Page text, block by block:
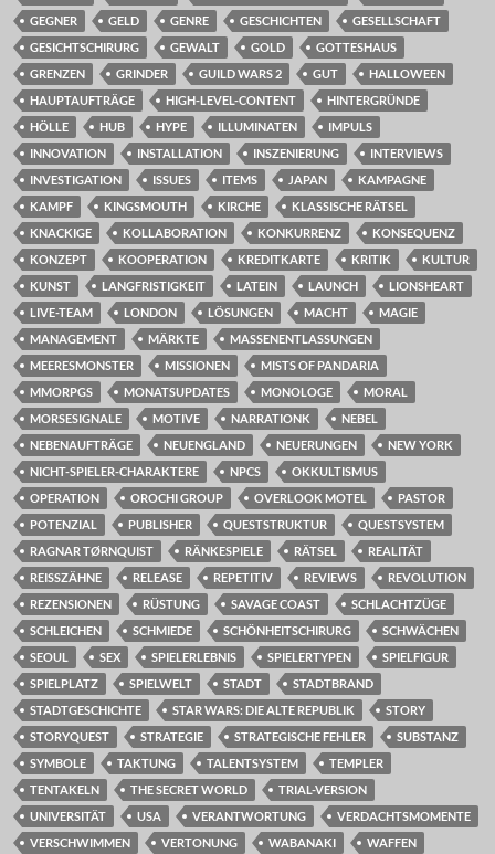
GEGNER
GELD GENRE GESCHICHTEN
GESELLSCHAFT
GESICHTSCHIRURG
GEWALT GOLD
GOTTESHAUS
GRENZEN
GRINDER GUILD WARS 2 GUT
HALLOWEEN
HAUPTAUFTRÄGE
HIGH-LEVEL-CONTENT
HINTERGRÜNDE
HÖLLE
HUB HYPE ILLUMINATEN
IMPULS
INNOVATION
INSTALLATION INSZENIERUNG
INTERVIEWS
INVESTIGATION
ISSUES ITEMS JAPAN
KAMPAGNE
KAMPF
KINGSMOUTH KIRCHE
KLASSISCHE RÄTSEL
KNACKIGE
KOLLABORATION KONKURRENZ
KONSEQUENZ
KONZEPT
KOOPERATION KREDITKARTE KRITIK
KULTUR
KUNST
LANGFRISTIGKEIT LATEIN LAUNCH
LIONSHEART
LIVE-TEAM
LONDON LÖSUNGEN MACHT
MAGIE
MANAGEMENT
MÄRKTE
MASSENENTLASSUNGEN
MEERESMONSTER
MISSIONEN
MISTS OF PANDARIA
MMORPGS
MONATSUPDATES MONOLOGE
MORAL
MORSESIGNALE
MOTIVE NARRATIONK
NEBEL
NEBENAUFTRÄGE
NEUENGLAND NEUERUNGEN
NEW YORK
NICHT-SPIELER-CHARAKTERE
NPCS
OKKULTISMUS
OPERATION
OROCHI GROUP OVERLOOK MOTEL
PASTOR
POTENZIAL
PUBLISHER QUESTSTRUKTUR
QUESTSYSTEM
RAGNAR TØRNQUIST
RÄNKESPIELE RÄTSEL
REALITÄT
REISSZÄHNE
RELEASE REPETITIV REVIEWS
REVOLUTION
REZENSIONEN
RÜSTUNG SAVAGE COAST
SCHLACHTZÜGE
SCHLEICHEN
SCHMIEDE SCHÖNHEITSCHIRURG
SCHWÄCHEN
SEOUL
SEX SPIELERLEBNIS SPIELERTYPEN
SPIELFIGUR
SPIELPLATZ
SPIELWELT STADT
STADTBRAND
STADTGESCHICHTE
STAR WARS: DIE ALTE REPUBLIK
STORY
STORYQUEST
STRATEGIE STRATEGISCHE FEHLER
SUBSTANZ
SYMBOLE
TAKTUNG TALENTSYSTEM
TEMPLER
TENTAKELN
THE SECRET WORLD
TRIAL-VERSION
UNIVERSITÄT
USA VERANTWORTUNG
VERDACHTSMOMENTE
VERSCHWIMMEN
VERTONUNG WABANAKI WAFFEN